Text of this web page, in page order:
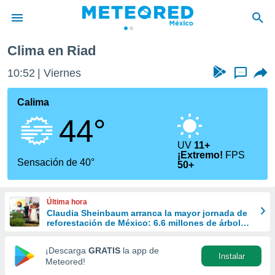
de
ha sido
calidad.
a este
las
y
forma
digital
basada
Clima en Riad
10:52 Viernes ...
Calima
44°
Sensación de 40°
UV 11+
¡Extremo! FPS
50+
Última hora
Claudia Sheinbaum arranca la mayor jornada de
reforestación de México: 6.6 millones de árboles
¡Descarga GRATIS la app de
Meteored!
Instalar